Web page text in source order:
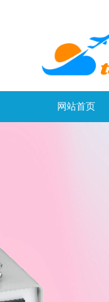
网站首页